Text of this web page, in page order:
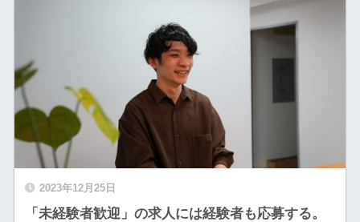
2023年12月25日
「未経験者歓迎」の求人には経験者も応募する。